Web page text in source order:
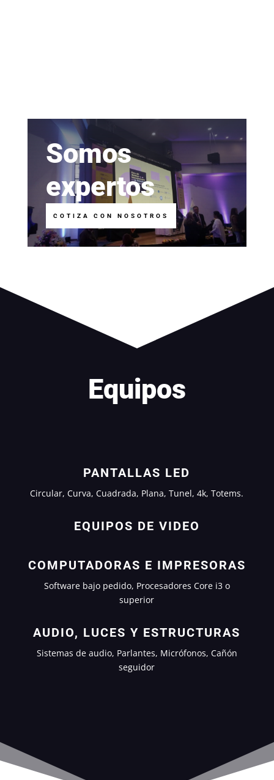
Somos
expertos
COTIZA CON NOSOTROS
Equipos
PANTALLAS LED
Circular, Curva, Cuadrada, Plana, Tunel, 4k, Totems.
EQUIPOS DE VIDEO
COMPUTADORAS E IMPRESORAS
Software bajo pedido, Procesadores Core i3 o
superior
AUDIO, LUCES Y ESTRUCTURAS
Sistemas de audio, Parlantes, Micrófonos, Cañón
seguidor